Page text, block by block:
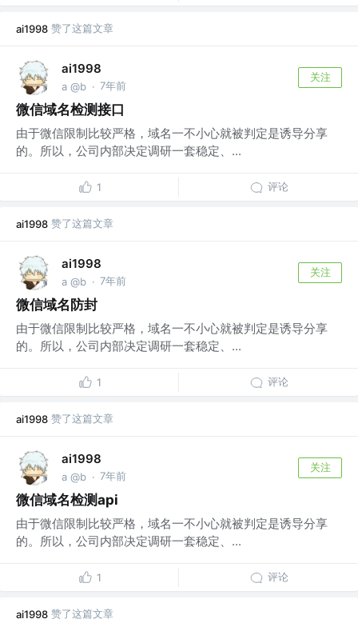
ai1998 赞了这篇文章
ai1998
a @b · 7年前
关注
微信域名检测接口
由于微信限制比较严格，域名一不小心就被判定是诱导分享
的。所以，公司内部决定调研一套稳定、...
1 评论
ai1998 赞了这篇文章
ai1998
a @b · 7年前
关注
微信域名防封
由于微信限制比较严格，域名一不小心就被判定是诱导分享
的。所以，公司内部决定调研一套稳定、...
1 评论
ai1998 赞了这篇文章
ai1998
a @b · 7年前
关注
微信域名检测api
由于微信限制比较严格，域名一不小心就被判定是诱导分享
的。所以，公司内部决定调研一套稳定、...
1 评论
ai1998 赞了这篇文章